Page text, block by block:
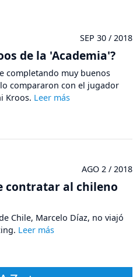
SEP 30 / 2018
de la 'Academia'?
completando muy buenos
compararon con el jugador
Kroos.
AGO 2 / 2018
contratar al chileno
Chile, Marcelo Díaz, no viajó